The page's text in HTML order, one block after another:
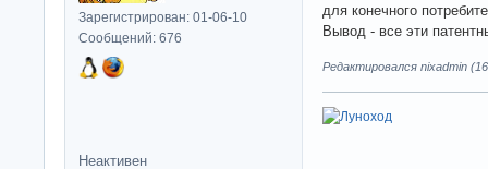
Зарегистрирован: 01-06-10
Сообщений: 676
для конечного
Вывод - все эти
Редактировался nixadmin
Неактивен